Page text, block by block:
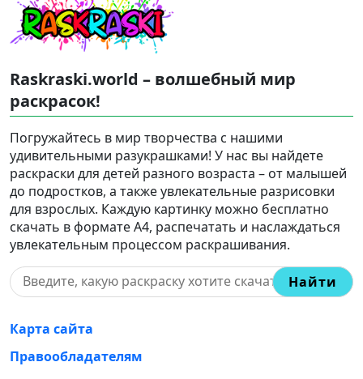
Raskraski.world – волшебный мир
раскрасок!
Погружайтесь в мир творчества с нашими
удивительными разукрашками! У нас вы найдете
раскраски для детей разного возраста – от малышей
до подростков, а также увлекательные разрисовки
для взрослых. Каждую картинку можно бесплатно
скачать в формате A4, распечатать и наслаждаться
увлекательным процессом раскрашивания.
Найти
Карта сайта
Правообладателям